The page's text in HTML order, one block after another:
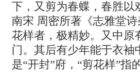
下，又剪为春蝶，春胜以
南宋 周密所著《志雅堂
花样者，极精妙。又中原
门。其后有少年能于衣袖
是“开封”府，“剪花样”指